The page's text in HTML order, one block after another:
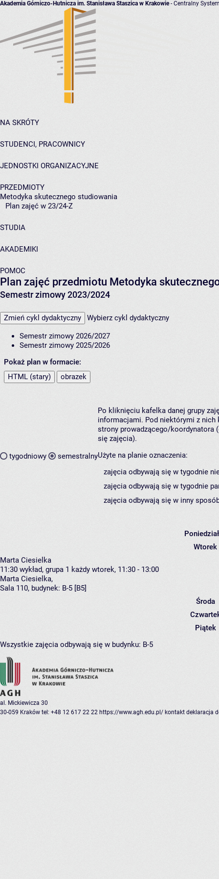
Akademia Górniczo-Hutnicza im. Stanisława Staszica w Krakowie- Centralny
NA SKRÓTY
STUDENCI, PRACOWNICY
JEDNOSTKI ORGANIZACYJNE
PRZEDMIOTY
Metodyka skutecznego studiowania
Plan zajęć w 23/24-Z
STUDIA
AKADEMIKI
POMOC
Plan zajęć przedmiotu Metodyka
Semestr zimowy 2023/2024
Zmień cykl dydaktyczny Wybierz cykl dydaktyczny
Semestr zimowy 2026/2027
Semestr zimowy 2025/2026
Pokaż plan w formacie:
HTML (stary)
obrazek
tygodniowy semestralny
Po kliknięciu kafelka danej grupy
informacjami. Pod niektórymi z nich
strony prowadzącego/koordynatora
się zajęcia).
Użyte na planie oznaczenia:
zajęcia odbywają się w tygodnie
zajęcia odbywają się w tygodnie
zajęcia odbywają się w inny
Wtorek
Marta Ciesielka
11:30 wykład, grupa 1 każdy wtorek, 11:30 - 13:00
Marta Ciesielka,
Sala 110, budynek: B-5 [B5]
Środa
Piątek
Wszystkie zajęcia odbywają się w budynku: B-5
al. Mickiewicza 30
30-059 Kraków tel: +48 12 617 22 22 https://www.agh.edu.pl/ kontakt deklaracja